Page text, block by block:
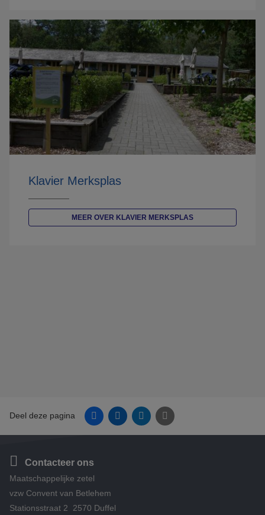
Klavier Merksplas
MEER OVER KLAVIER MERKSPLAS
Deel deze pagina FacebookLinkedinTwitter E-mail
Contacteer ons
Maatschappelijke zetel
vzw Convent van Betlehem
Stationsstraat 2 2570 Duffel